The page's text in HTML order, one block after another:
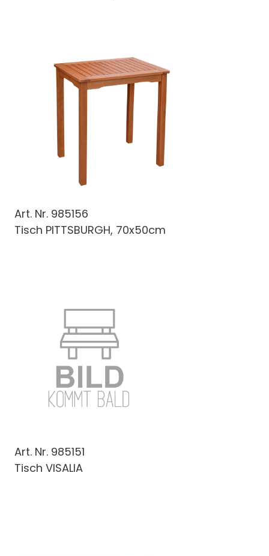
Art. Nr. 985156
Tisch PITTSBURGH, 70x50cm
Art. Nr. 985151
Tisch VISALIA